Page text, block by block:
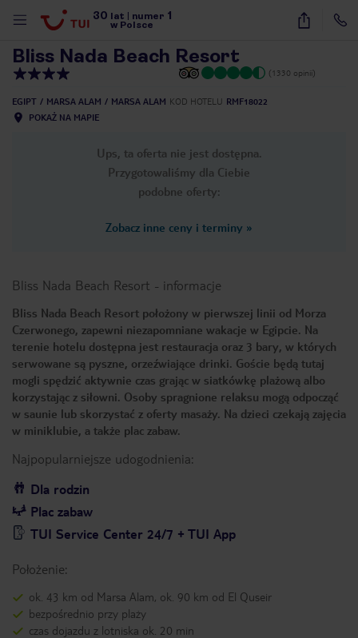
30 lat numer 1
w Polsce
64
Bliss Nada Beach Resort
(1330 opinii)
EGIPT MARSA ALAM MARSA ALAM KOD HOTELU RMF18022
POKAŻ NA MAPIE
Ups, ta oferta nie jest dostępna.
Przygotowaliśmy dla Ciebie
podobne oferty:
Zobacz inne ceny i terminy »
Bliss Nada Beach Resort - informacje
Bliss Nada Beach Resort położony w pierwszej linii od Morza
Czerwonego, zapewni niezapomniane wakacje w Egipcie. Na
terenie hotelu dostępna jest restauracja oraz 3 bary, w których
serwowane są pyszne, orzeźwiające drinki. Goście będą tutaj
mogli spędzić aktywnie czas grając w siatkówkę plażową albo
korzystając z siłowni. Osoby spragnione relaksu mogą odpocząć
w saunie lub skorzystać z oferty masaży. Na dzieci czekają zajęcia
w miniklubie, a także plac zabaw.
Najpopularniejsze udogodnienia:
Dla rodzin
Plac zabaw
TUI Service Center 24/7 + TUI App
Położenie:
ok. 43 km od Marsa Alam, ok. 90 km od El Quseir
bezpośrednio przy plaży
czas dojazdu z lotniska ok. 20 min